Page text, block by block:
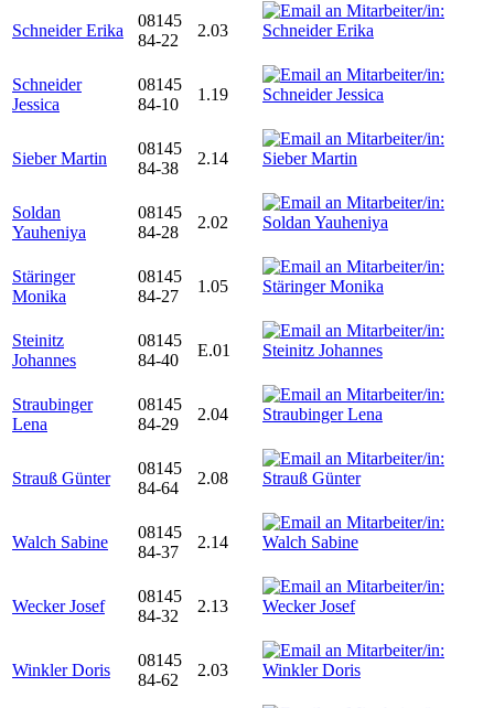
Schneider Erika
08145
84-22
2.03
Schneider
Jessica
08145
84-10
1.19
Sieber Martin
08145
84-38
2.14
Soldan
Yauheniya
08145
84-28
2.02
Stäringer
Monika
08145
84-27
1.05
Steinitz
Johannes
08145
84-40
E.01
Straubinger
Lena
08145
84-29
2.04
Strauß Günter
08145
84-64
2.08
Walch Sabine
08145
84-37
2.14
Wecker Josef
08145
84-32
2.13
Winkler Doris
08145
84-62
2.03